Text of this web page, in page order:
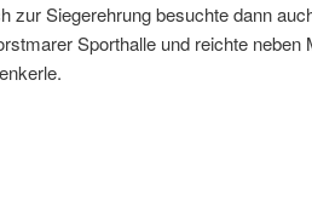
zur Siegerehrung besuchte dann
Sporthalle und reichte neben